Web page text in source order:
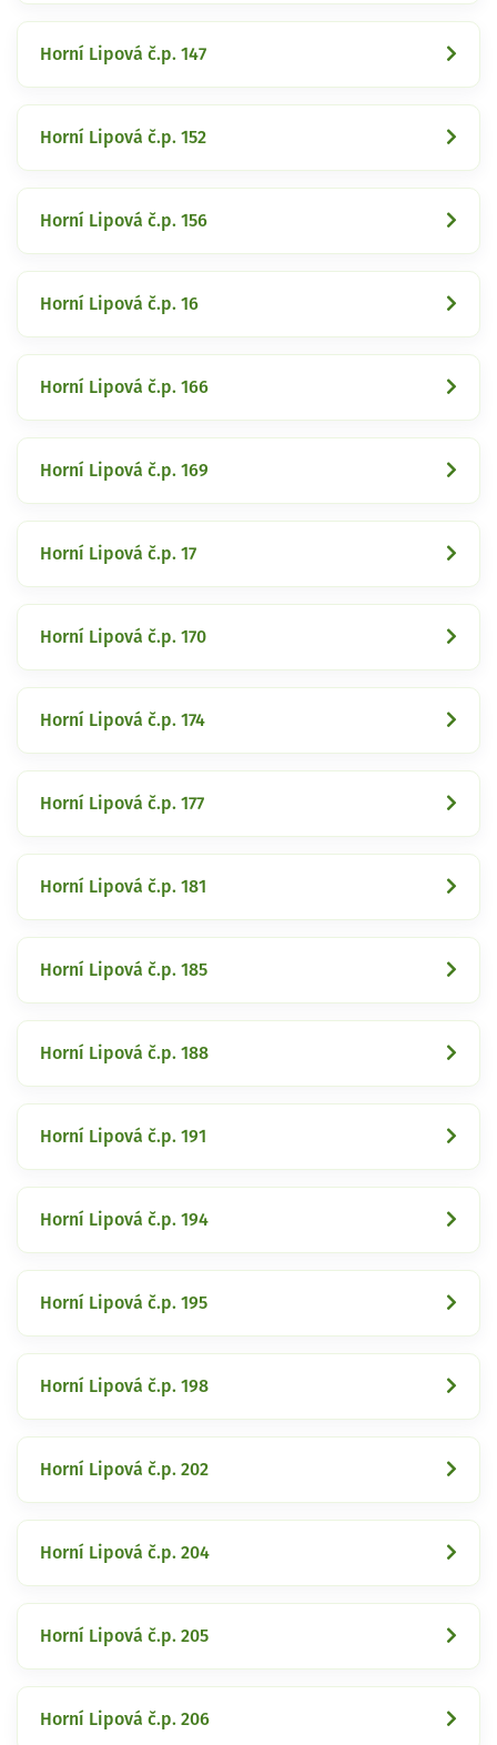
Horní Lipová č.p. 147
Horní Lipová č.p. 152
Horní Lipová č.p. 156
Horní Lipová č.p. 16
Horní Lipová č.p. 166
Horní Lipová č.p. 169
Horní Lipová č.p. 17
Horní Lipová č.p. 170
Horní Lipová č.p. 174
Horní Lipová č.p. 177
Horní Lipová č.p. 181
Horní Lipová č.p. 185
Horní Lipová č.p. 188
Horní Lipová č.p. 191
Horní Lipová č.p. 194
Horní Lipová č.p. 195
Horní Lipová č.p. 198
Horní Lipová č.p. 202
Horní Lipová č.p. 204
Horní Lipová č.p. 205
Horní Lipová č.p. 206